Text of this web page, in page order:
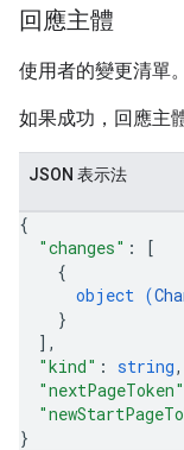
回應主體
使用者的變更清單。
如果成功，回應主
JSON 表示法
{
"changes" :
[
{
object (
}
] ,
"kind" : string,
"nextPageToken"
}